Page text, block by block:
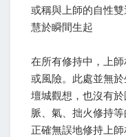
或稱與上師的自性
慧於瞬間生起
在所有修持中，上
或風險。此處並無
壇城觀想，也沒有
脈、氣、拙火修持
正確無誤地修持上